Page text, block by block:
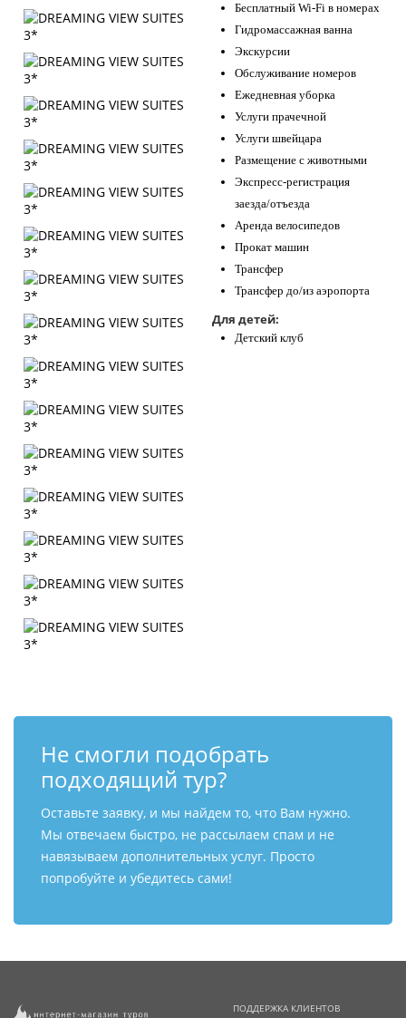
Бесплатный Wi-Fi в номерах
Гидромассажная ванна
Экскурсии
Обслуживание номеров
Ежедневная уборка
Услуги прачечной
Услуги швейцара
Размещение с животными
Экспресс-регистрация
заезда/отъезда
Аренда велосипедов
Прокат машин
Трансфер
Трансфер до/из аэропорта
Для детей:
Детский клуб
Не смогли подобрать
подходящий тур?
Оставьте заявку, и мы найдем то, что Вам нужно.
Мы отвечаем быстро, не рассылаем спам и не
навязываем дополнительных услуг. Просто
попробуйте и убедитесь сами!
ПОДДЕРЖКА КЛИЕНТОВ